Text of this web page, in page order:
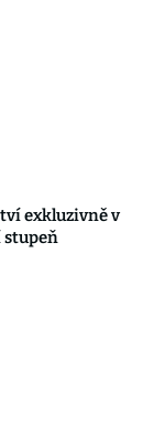
exkluzivně v
stupeň